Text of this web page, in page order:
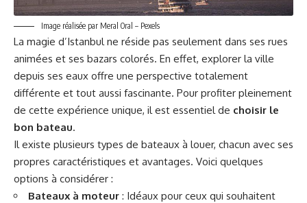
Image réalisée par Meral Oral – Pexels
La magie d’Istanbul ne réside pas seulement dans ses rues
animées et ses bazars colorés. En effet, explorer la ville
depuis ses eaux offre une perspective totalement
différente et tout aussi fascinante. Pour profiter pleinement
de cette expérience unique, il est essentiel de choisir le
bon bateau.
Il existe plusieurs types de bateaux à louer, chacun avec ses
propres caractéristiques et avantages. Voici quelques
options à considérer :
Bateaux à moteur : Idéaux pour ceux qui souhaitent